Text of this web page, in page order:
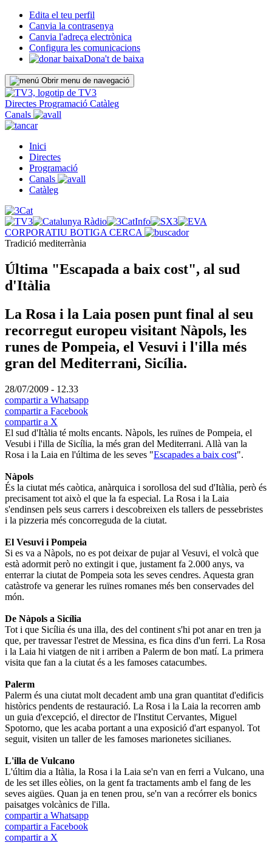
Edita el teu perfil
Canvia la contrasenya
Canvia l'adreça electrònica
Configura les comunicacions
Dona't de baixa
Obrir menu de navegació
Directes Programació Catàleg
Canals
Inici
Directes
Programació
Canals
Catàleg
CORPORATIU BOTIGA CERCA
Tradició mediterrània
Última "Escapada a baix cost", al sud
d'Itàlia
La Rosa i la Laia posen punt final al seu
recorregut europeu visitant Nàpols, les
runes de Pompeia, el Vesuvi i l'illa més
gran del Mediterrani, Sicília.
28/07/2009 - 12.33
compartir a Whatsapp
compartir a Facebook
compartir a X
El sud d'Itàlia té molts encants. Nàpols, les ruïnes de Pompeia, el
Vesubi i l'illa de Sicília, la més gran del Mediterrani. Allà van la
Rosa i la Laia en l'última de les seves "Escapades a baix cost".
Nàpols
És la ciutat més caòtica, anàrquica i sorollosa del sud d'Itàlia, però és
precisament tot això el que la fa especial. La Rosa i la Laia
s'endinsen pels seus carrers i descobreixen els tallers de pessebristes
i la pizzeria més concorreguda de la ciutat.
El Vesuvi i Pompeia
Si es va a Nàpols, no es pot deixar de pujar al Vesuvi, el volcà que
està adormit però no extingit i que, justament fa 2.000 anys, va
enterrar la ciutat de Pompeia sota les seves cendres. Aquesta gran
catàstrofe va generar les ruïnes romanes més ben conservades del
món.
De Nàpols a Sicília
Tot i que Sicília és una illa, des del continent s'hi pot anar en tren ja
que, per travessar l'estret de Messina, es fica dins d'un ferri. La Rosa
i la Laia hi viatgen de nit i arriben a Palerm de bon matí. La primera
visita que fan a la ciutat és a les famoses catacumbes.
Palerm
Palerm és una ciutat molt decadent amb una gran quantitat d'edificis
històrics pendents de restauració. La Rosa i la Laia la recorren amb
un guia d'excepció, el director de l'Institut Cervantes, Miguel
Spotorno, que les acaba portant a una exposició d'art espanyol. Tot
seguit, visiten un taller de les famoses marionetes sicilianes.
L'illa de Vulcano
L'últim dia a Itàlia, la Rosa i la Laia se'n van en ferri a Vulcano, una
de les set illes eòlies, on la gent fa tractaments amb el fang de les
seves aigües. Quan ja en tenen prou, se'n van a recórrer els bonics
paisatges volcànics de l'illa.
compartir a Whatsapp
compartir a Facebook
compartir a X